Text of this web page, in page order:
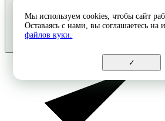
Мы используем cookies, чтобы сайт
Оставаясь с нами, вы соглашаетесь на
файлов куки.
✓